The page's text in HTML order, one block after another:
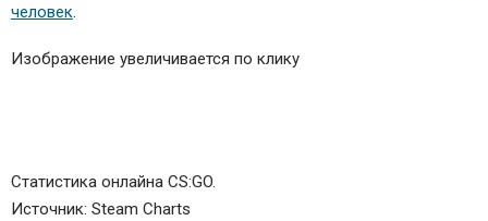
человек
Изображение увеличивается по клику
Статистика онлайна CS:GO.
Источник: Steam Charts